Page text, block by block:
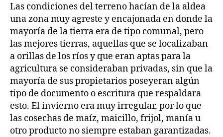
Las condiciones del terreno hacían de la aldea
una zona muy agreste y encajonada en donde la
mayoría de la tierra era de tipo comunal, pero
las mejores tierras, aquellas que se localizaban
a orillas de los ríos y que eran aptas para la
agricultura se consideraban privadas, sin que la
mayoría de sus propietarios poseyeran algún
tipo de documento o escritura que respaldara
esto. El invierno era muy irregular, por lo que
las cosechas de maíz, maicillo, frijol, manía u
otro producto no siempre estaban garantizadas.